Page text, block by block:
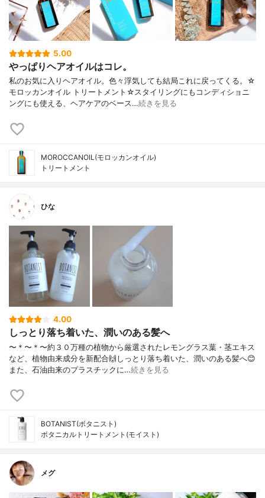
5.00
やっぱりヘアオイルはコレ。
私のお気に入りヘアオイル。色々浮気しても結局これに戻ってくる。☆
モロッカンオイル トリートメント☆スタイリングにもコンディショニ
ングにも使える、ヘアケアのベース…続きを見る
MOROCCANOIL(モロッカンオイル)
トリートメント
ひな
4.00
しっとり落ち着いた、潤いのある髪へ
〜＊〜＊〜約３０万種の植物から厳選されたレモングラス葉・茎エキス
など、植物由来成分を新配合🙌しっとり落ち着いた、潤いのある髪へ😊
また、石油由来のプラスチックに…続きを見る
BOTANIST(ボタニスト)
ボタニカルトリートメント(モイスト)
メグ